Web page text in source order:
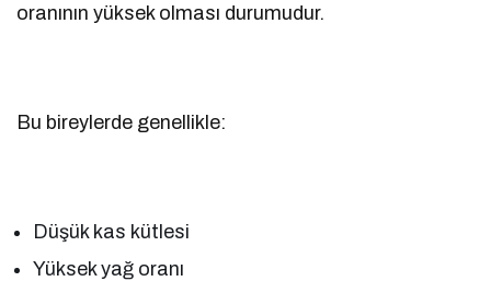
oranının yüksek olması durumudur.
Bu bireylerde genellikle:
Düşük kas kütlesi
Yüksek yağ oranı